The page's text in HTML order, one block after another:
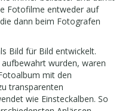
Fotofilme entweder auf
dann beim Fotografen
Bild für Bild entwickelt.
wurden, waren
mit den
transparenten
wie Einsteckalben. So